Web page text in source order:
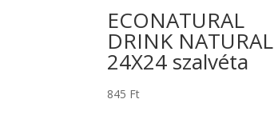
ECONATURAL
DRINK NATURAL
24X24 szalvéta
845 Ft